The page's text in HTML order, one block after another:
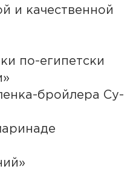
и качественной
по-египетски
бройлера Су-